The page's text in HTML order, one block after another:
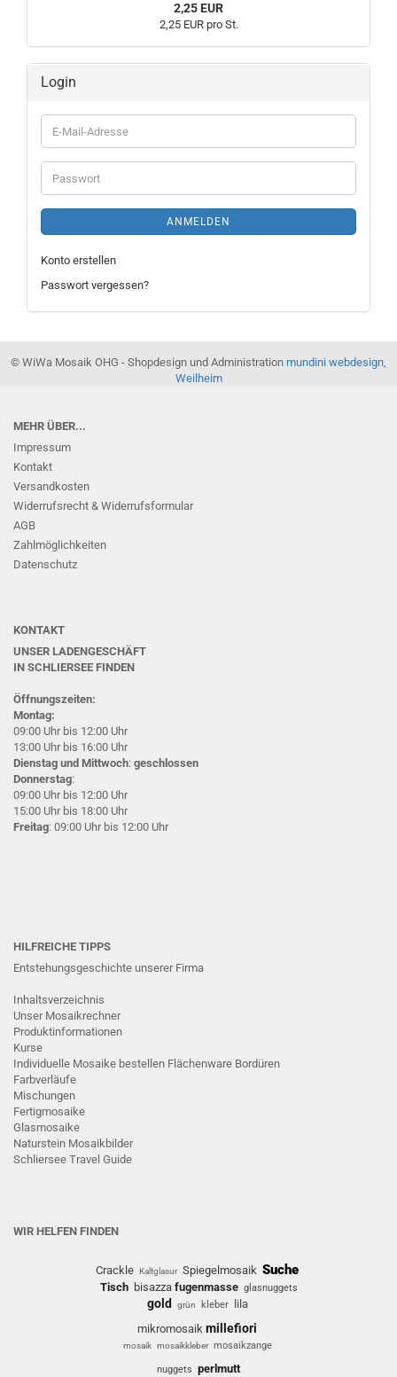
2,25 EUR
2,25 EUR pro St.
Login
E-
Mail-
Adresse
Passwort
ANMELDEN
Konto erstellen
Passwort vergessen?
© WiWa Mosaik OHG - Shopdesign und Administration mundini webdesign,
Weilheim
MEHR ÜBER...
Impressum
Kontakt
Versandkosten
Widerrufsrecht & Widerrufsformular
AGB
Zahlmöglichkeiten
Datenschutz
KONTAKT
UNSER LADENGESCHÄFT
IN SCHLIERSEE FINDEN
Öffnungszeiten:
Montag:
09:00 Uhr bis 12:00 Uhr
13:00 Uhr bis 16:00 Uhr
Dienstag und Mittwoch: geschlossen
Donnerstag:
09:00 Uhr bis 12:00 Uhr
15:00 Uhr bis 18:00 Uhr
Freitag: 09:00 Uhr bis 12:00 Uhr
HILFREICHE TIPPS
Entstehungsgeschichte unserer Firma
Inhaltsverzeichnis
Unser Mosaikrechner
Produktinformationen
Kurse
Individuelle Mosaike bestellen Flächenware Bordüren
Farbverläufe
Mischungen
Fertigmosaike
G lasmosaike
Naturstein Mosaikbilder
Schliersee Travel Guide
WIR HELFEN FINDEN
Crackle Kaltglasur Spiegelmosaik Suche
Tisch bisazza fugenmasse glasnuggets
gold grün kleber
lila
mikromosaik millefiori
mosaik mosaikkleber mosaikzange
nuggets perlmutt